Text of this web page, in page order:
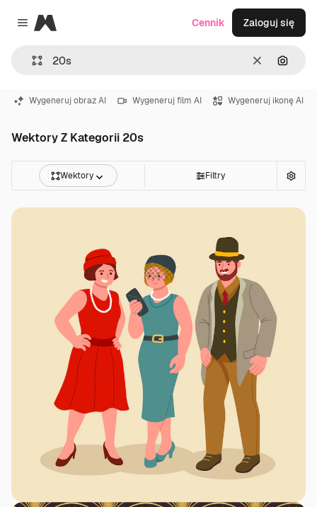
Close menu
Magnific
WyczyśćSzukaj
Cennik Zaloguj się
Wygeneruj obraz AI Wygeneruj film AI Wygeneruj ikonę AI
Wektory Z Kategorii 20s
Wektory Filtry